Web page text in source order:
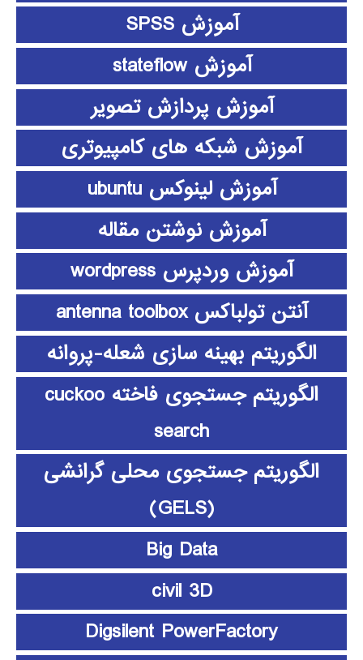
آموزش SPSS
آموزش stateflow
آموزش پردازش تصویر
آموزش شبکه های کامپیوتری
آموزش لینوکس ubuntu
آموزش نوشتن مقاله
آموزش وردپرس wordpress
آنتن تولباکس antenna toolbox
الگوریتم بهینه سازی شعله-پروانه
الگوریتم جستجوی فاخته cuckoo
search
الگوریتم جستجوی محلی گرانشی
(GELS)
Big Data
civil 3D
Digsilent PowerFactory